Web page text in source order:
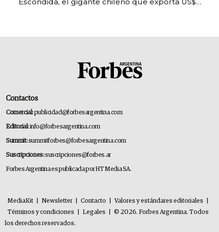
Escondida, el gigante chileno que exporta US$
Contactos
Comercial:publicidad@forbesargentina.com
Editorial:info@forbesargentina.com
Summit:summitforbes@forbesargentina.com
Suscripciones:suscripciones@forbes.ar
Forbes Argentina es publicada por HT Media SA.
MediaKit Newsletter Contacto Valores y estándares editoriales
Términos y condiciones
Legales
© 2026. Forbes Argentina. Todos
los derechos reservados.